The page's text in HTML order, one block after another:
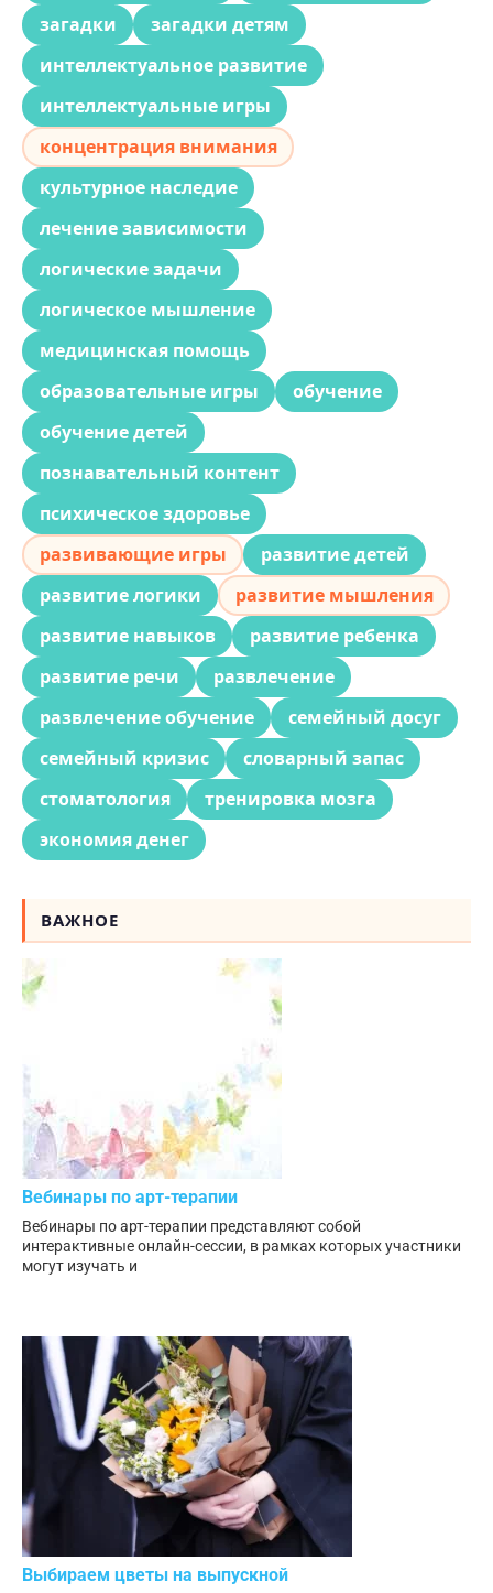
загадки
загадки детям
интеллектуальное развитие
интеллектуальные игры
концентрация внимания
культурное наследие
лечение зависимости
логические задачи
логическое мышление
медицинская помощь
образовательные игры
обучение
обучение детей
познавательный контент
психическое здоровье
развивающие игры
развитие детей
развитие логики
развитие мышления
развитие навыков
развитие ребенка
развитие речи
развлечение
развлечение обучение
семейный досуг
семейный кризис
словарный запас
стоматология
тренировка мозга
экономия денег
ВАЖНОЕ
Вебинары по арт-терапии
Вебинары по арт-терапии представляют собой
интерактивные онлайн-сессии, в рамках которых участники
могут изучать и
Выбираем цветы на выпускной